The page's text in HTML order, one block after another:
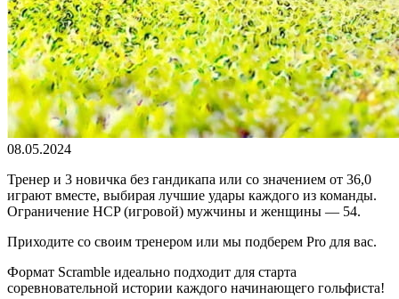
08.05.2024
Тренер и 3 новичка без гандикапа или со значением от 36,0
играют вместе, выбирая лучшие удары каждого из команды.
Ограничение HCP (игровой) мужчины и женщины — 54.
Приходите со своим тренером или мы подберем Pro для вас.
Формат Scramble идеально подходит для старта
соревновательной истории каждого начинающего гольфиста!